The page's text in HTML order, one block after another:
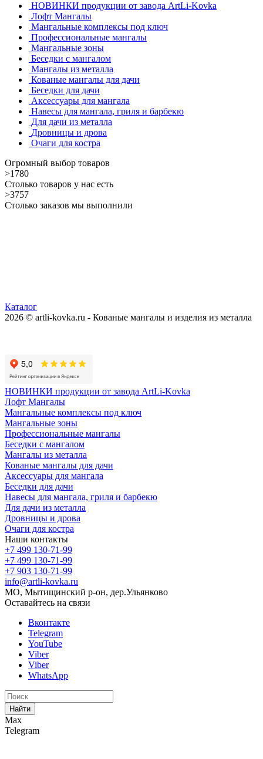
НОВИНКИ продукции от завода ArtLi-Kovka
Лофт Мангалы
Мангальные комплексы под ключ
Профессиональные мангалы
Мангальные зоны
Беседки с мангалом
Мангалы из металла
Кованые мангалы для дачи
Беседки для дачи
Аксессуары для мангала
Навесы для мангала, гриля и барбекю
Для дачи из металла
Дровницы и дрова
Очаги для костра
Огромный выбор товаров
>1780
Столько товаров у нас есть
>3757
Столько заказов мы выполнили
Каталог
2026 © artli-kovka.ru - Кованые мангалы и изделия из металла
НОВИНКИ продукции от завода ArtLi-Kovka
Лофт Мангалы
Мангальные комплексы под ключ
Мангальные зоны
Профессиональные мангалы
Беседки с мангалом
Мангалы из металла
Кованые мангалы для дачи
Аксессуары для мангала
Беседки для дачи
Навесы для мангала, гриля и барбекю
Для дачи из металла
Дровницы и дрова
Очаги для костра
Наши контакты
+7 499 130-71-99
+7 499 130-71-99
+7 903 130-71-99
info@artli-kovka.ru
МО, Мытищинский р-он, дер.Ульянково
Оставайтесь на связи
Вконтакте
Telegram
YouTube
Viber
Viber
WhatsApp
Найти
Max
Telegram